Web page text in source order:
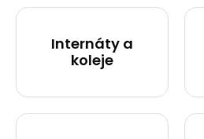
Internáty a
koleje